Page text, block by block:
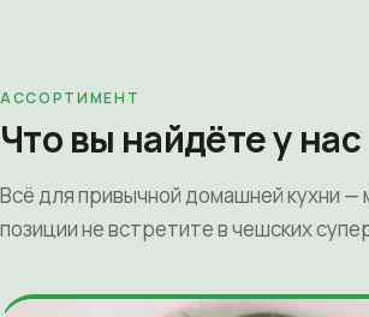
АССОРТИМЕНТ
Что вы найдёте у нас
Всё для привычной домашней кухни —
позиции не встретите в чешских